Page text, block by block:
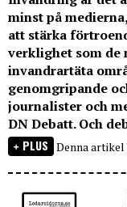
minst på
att stärka
verklighet som de
invandrartäta
genomgripande
journalister och
DN Debatt. Och
PLUS Denna artikel